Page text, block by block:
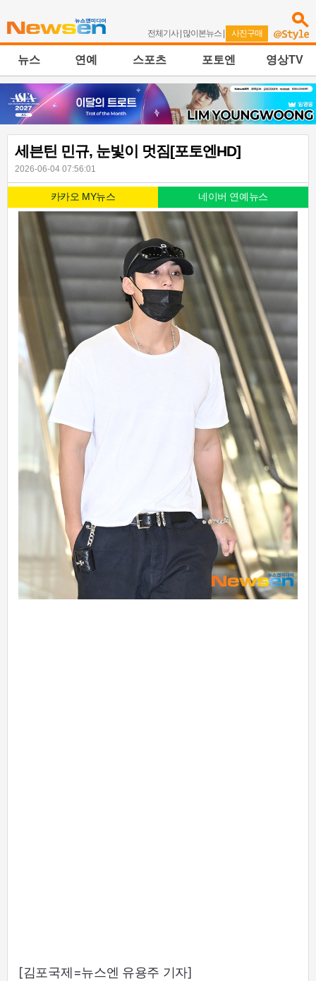
전체기사| 많이본뉴스 | 사진구매
뉴스 연예 스포츠 포토엔 영상TV
세븐틴 민규, 눈빛이 멋짐[포토엔HD]
2026-06-04 07:56:01
카카오 MY뉴스 네이버 연예뉴스
[김포국제=뉴스엔 유용주 기자]